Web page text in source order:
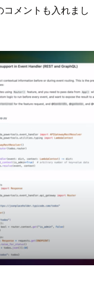
メントも入れまし